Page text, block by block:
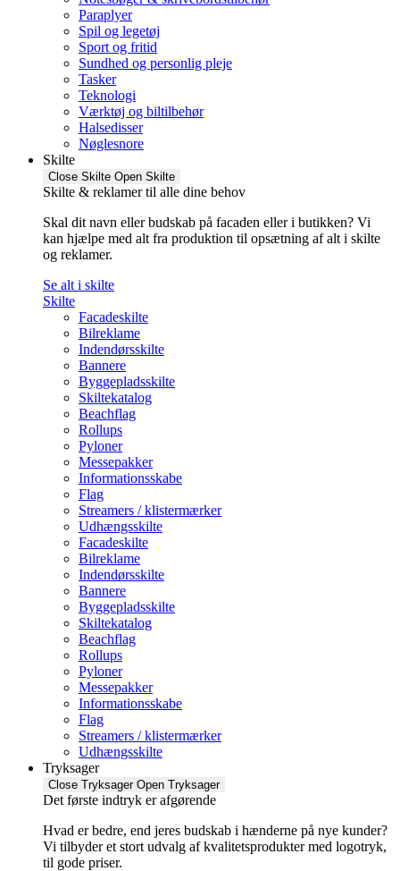
Paraplyer
Spil og legetøj
Sport og fritid
Sundhed og personlig pleje
Tasker
Teknologi
Værktøj og biltilbehør
Halsedisser
Nøglesnore
Skilte
Close Skilte Open Skilte
Skilte & reklamer til alle dine behov
Skal dit navn eller budskab på facaden eller i butikken? Vi
kan hjælpe med alt fra produktion til opsætning af alt i skilte
og reklamer.
Se alt i skilte
Skilte
Facadeskilte
Bilreklame
Indendørsskilte
Bannere
Byggepladsskilte
Skiltekatalog
Beachflag
Rollups
Pyloner
Messepakker
Informationsskabe
Flag
Streamers / klistermærker
Udhængsskilte
Facadeskilte
Bilreklame
Indendørsskilte
Bannere
Byggepladsskilte
Skiltekatalog
Beachflag
Rollups
Pyloner
Messepakker
Informationsskabe
Flag
Streamers / klistermærker
Udhængsskilte
Tryksager
Close Tryksager Open Tryksager
Det første indtryk er afgørende
Hvad er bedre, end jeres budskab i hænderne på nye kunder?
Vi tilbyder et stort udvalg af kvalitetsprodukter med logotryk,
til gode priser.